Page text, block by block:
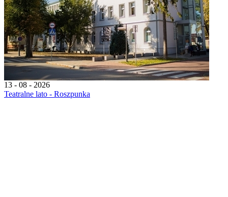
13 - 08 - 2026
Teatralne lato - Roszpunka